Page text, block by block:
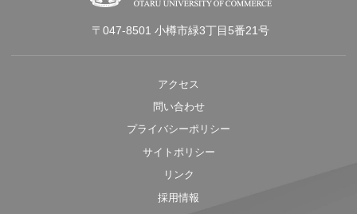
〒047-8501 小樽市緑3丁目5番21号
アクセス
問い合わせ
プライバシーポリシー
サイトポリシー
リンク
採用情報